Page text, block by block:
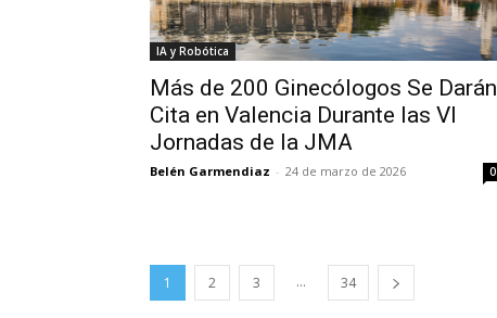
IA y Robótica
Más de 200 Ginecólogos Se Darán
Cita en Valencia Durante las VI
Jornadas de la JMA
Belén Garmendiaz - 24 de marzo de 2026 0
1 2 3 ... 34